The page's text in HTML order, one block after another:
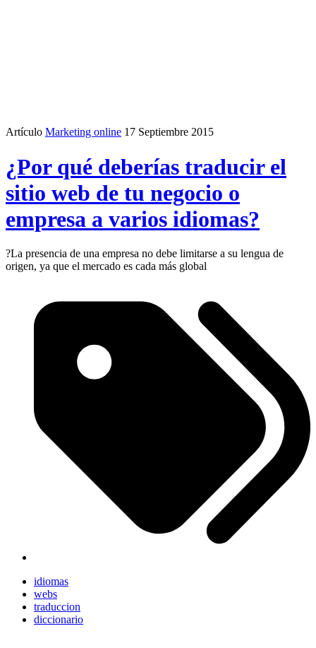
Artículo Marketing online 17 Septiembre 2015
¿Por qué deberías traducir el
sitio web de tu negocio o
empresa a varios idiomas?
?La presencia de una empresa no debe limitarse a su lengua de
origen, ya que el mercado es cada más global
idiomas
webs
traduccion
diccionario